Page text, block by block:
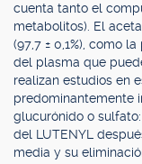
cuenta tanto el
metabolitos). El
(97,7 ± 0,1%), como
del plasma que
realizan estudios en
predominantemente
glucurónido o
del LUTENYL
media y su